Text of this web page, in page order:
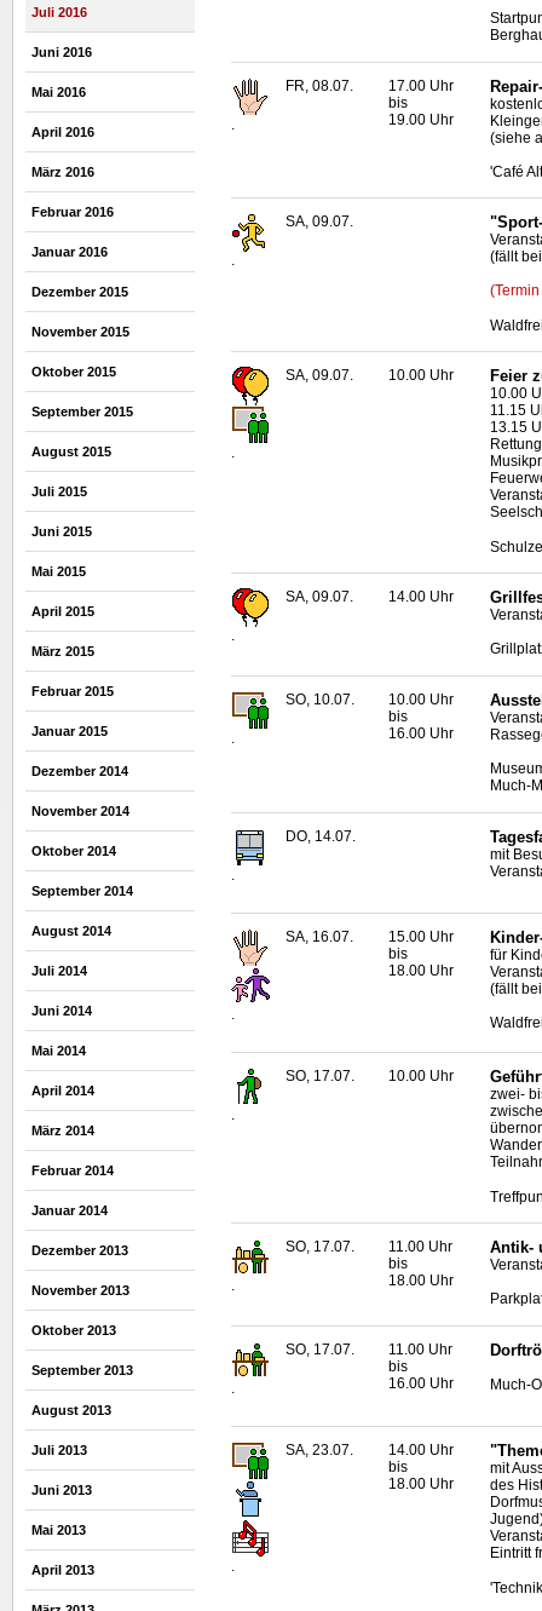
Juli 2016
Juni 2016
Mai 2016
April 2016
März 2016
Februar 2016
Januar 2016
Dezember 2015
November 2015
Oktober 2015
September 2015
August 2015
Juli 2015
Juni 2015
Mai 2015
April 2015
März 2015
Februar 2015
Januar 2015
Dezember 2014
November 2014
Oktober 2014
September 2014
August 2014
Juli 2014
Juni 2014
Mai 2014
April 2014
März 2014
Februar 2014
Januar 2014
Dezember 2013
November 2013
Oktober 2013
September 2013
August 2013
Juli 2013
Juni 2013
Mai 2013
April 2013
FR, 08.07.
17.00 Uhr
bis
19.00 Uhr
(siehe
'Café
.
SA, 09.07.
(fällt
.
SA, 09.07. 10.00 Uhr Feier
10.00
11.15
13.15
.
SA, 09.07. 14.00 Uhr
SO, 10.07.
10.00 Uhr
bis
16.00 Uhr
Much-
DO, 14.07.
mit
.
SA, 16.07.
15.00 Uhr
bis
18.00 Uhr
für
(fällt
.
SO, 17.07. 10.00 Uhr
zwei-
.
SO, 17.07.
11.00 Uhr
bis
18.00 Uhr
Antik-
.
SO, 17.07.
11.00 Uhr
bis
16.00 Uhr
Much-
.
SA, 23.07.
14.00 Uhr
bis
18.00 Uhr
mit
des
Eintritt